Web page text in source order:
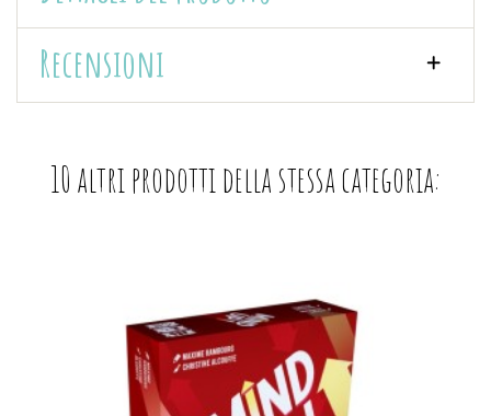
Recensioni
10 altri prodotti della stessa categoria: